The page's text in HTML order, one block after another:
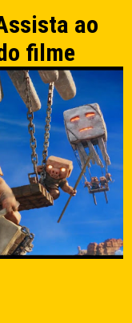
ao
filme